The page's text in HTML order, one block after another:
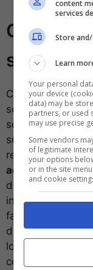
Come
Collegare un
sembrare
seguendo alcuni
superare questa
realizzare questa
adattatori
dispositivi iOS
introdotto una
facilita
dispositivi iOS,
loro di
compatibili
content
services
Store
Learn
Your personal
your device
data) may be
partners, or used
may use precise
Some vendors
of legitimate
your options
or in the site
and cookie